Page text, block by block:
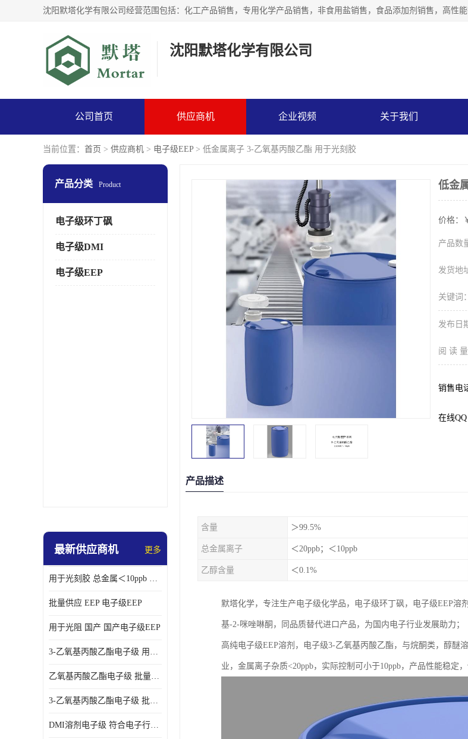
沈阳默塔化学有限公司
公司首页 供应商机 企业视频 关于我们
当前位置： 首页 > 供应商机 > 电子级EEP > 低金属离子 3-乙氧基丙酸乙酯 用于光刻胶
产品分类 Product
电子级环丁砜
电子级DMI
电子级EEP
最新供应商机 更多
用于光刻胶 总金属＜10ppb 电子级EEP溶剂
批量供应 EEP 电子级EEP
用于光阻 国产 国产电子级EEP
3-乙氧基丙酸乙酯电子级 用于剥离液 国产
乙氧基丙酸乙酯电子级 批量供应 电子级
3-乙氧基丙酸乙酯电子级 批量供应
DMI溶剂电子级 符合电子行业要求
低金
价格：
产品数
发货地
关键词：
发布日
阅 读 量
销售电
在线QQ
产品描述
含量 ＞99.5%
总金属离子 ＜20ppb；＜10ppb
乙醇含量 ＜0.1%
默塔化学，专注生产电子级化学品，电子级环丁砜，电子级EEP
基-2-咪唑啉酮，同品质替代进口产品，为国内电子行业发展助力；
高纯电子级EEP溶剂，电子级3-乙氧基丙酸乙酯，与烷酮类，醇
业，金属离子杂质<20ppb，实际控制可小于10ppb，产品性能稳定